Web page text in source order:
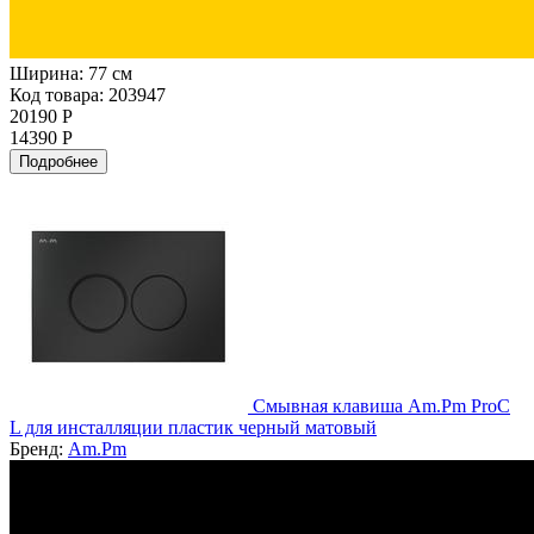
Ширина: 77 см
Код товара: 203947
20190 Р
14390 Р
Подробнее
Смывная клавиша Am.Pm ProC
L для инсталляции пластик черный матовый
Бренд: Am.Pm